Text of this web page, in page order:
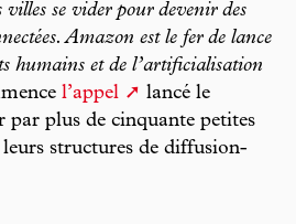
se vider pour devenir des
Amazon est le fer de lance
humains et de l’artificialisation
l’appel
lancé le
par plus de cinquante petites
structures de diffusion-